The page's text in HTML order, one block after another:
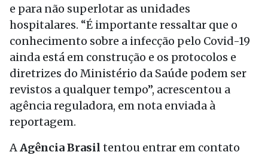
e para não superlotar as unidades
hospitalares. “É importante ressaltar que o
conhecimento sobre a infecção pelo Covid-19
ainda está em construção e os protocolos e
diretrizes do Ministério da Saúde podem ser
revistos a qualquer tempo”, acrescentou a
agência reguladora, em nota enviada à
reportagem.
AAgência Brasil tentou entrar em contato